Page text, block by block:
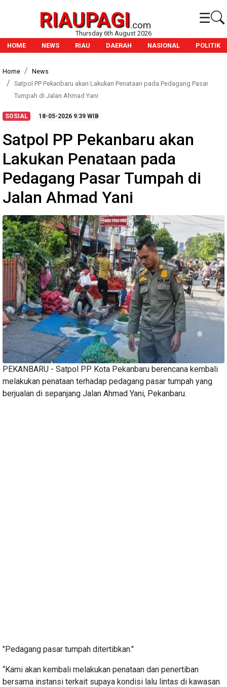
RIAUPAGI.com ☰
Thursday 6th August 2026
HOME
NEWS RIAU DAERAH NASIONAL POLITIK
Home
News
Satpol PP Pekanbaru akan Lakukan Penataan pada Pedagang Pasar
Tumpah di Jalan Ahmad Yani
SOSIAL 18-05-2026 9:39 WIB
Satpol PP Pekanbaru akan
Lakukan Penataan pada
Pedagang Pasar Tumpah di
Jalan Ahmad Yani
PEKANBARU - Satpol PP Kota Pekanbaru berencana kembali
melakukan penataan terhadap pedagang pasar tumpah yang
berjualan di sepanjang Jalan Ahmad Yani, Pekanbaru.
"Pedagang pasar tumpah ditertibkan."
“Kami akan kembali melakukan penataan dan penertiban
bersama instansi terkait supaya kondisi lalu lintas di kawasan